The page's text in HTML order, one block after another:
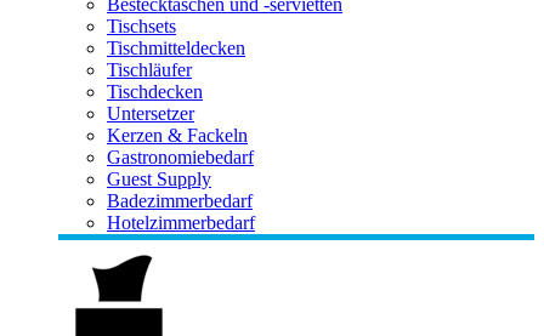
Bestecktaschen und -servietten
Tischsets
Tischmitteldecken
Tischläufer
Tischdecken
Untersetzer
Kerzen & Fackeln
Gastronomiebedarf
Guest Supply
Badezimmerbedarf
Hotelzimmerbedarf